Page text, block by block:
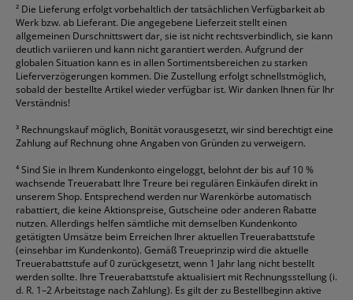
² Die Lieferung erfolgt vorbehaltlich der tatsächlichen Verfügbarkeit ab
Werk bzw. ab Lieferant. Die angegebene Lieferzeit stellt einen
allgemeinen Durschnittswert dar, sie ist nicht rechtsverbindlich, sie kann
deutlich variieren und kann nicht garantiert werden. Aufgrund der
globalen Situation kann es in allen Sortimentsbereichen zu starken
Lieferverzögerungen kommen. Die Zustellung erfolgt schnellstmöglich,
sobald der bestellte Artikel wieder verfügbar ist. Wir danken Ihnen für Ihr
Verständnis!
³ Rechnungskauf möglich, Bonität vorausgesetzt, wir sind berechtigt eine
Zahlung auf Rechnung ohne Angaben von Gründen zu verweigern.
⁴Sind Sie in Ihrem Kundenkonto eingeloggt, belohnt der bis auf 10 %
wachsende Treuerabatt Ihre Treure bei regulären Einkäufen direkt in
unserem Shop. Entsprechend werden nur Warenkörbe automatisch
rabattiert, die keine Aktionspreise, Gutscheine oder anderen Rabatte
nutzen. Allerdings helfen sämtliche mit demselben Kundenkonto
getätigten Umsätze beim Erreichen Ihrer aktuellen Treuerabattstufe
(einsehbar im Kundenkonto). Gemäß Treueprinzip wird die aktuelle
Treuerabattstufe auf 0 zurückgesetzt, wenn 1 Jahr lang nicht bestellt
werden sollte. Ihre Treuerabattstufe aktualisiert mit Rechnungsstellung (i.
d. R. 1–2 Arbeitstage nach Zahlung). Es gilt der zu Bestellbeginn aktive